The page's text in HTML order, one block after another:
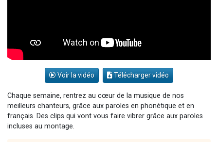
Voir la vidéo Télécharger vidéo
Chaque semaine, rentrez au cœur de la musique de nos
meilleurs chanteurs, grâce aux paroles en phonétique et en
français. Des clips qui vont vous faire vibrer grâce aux paroles
incluses au montage.